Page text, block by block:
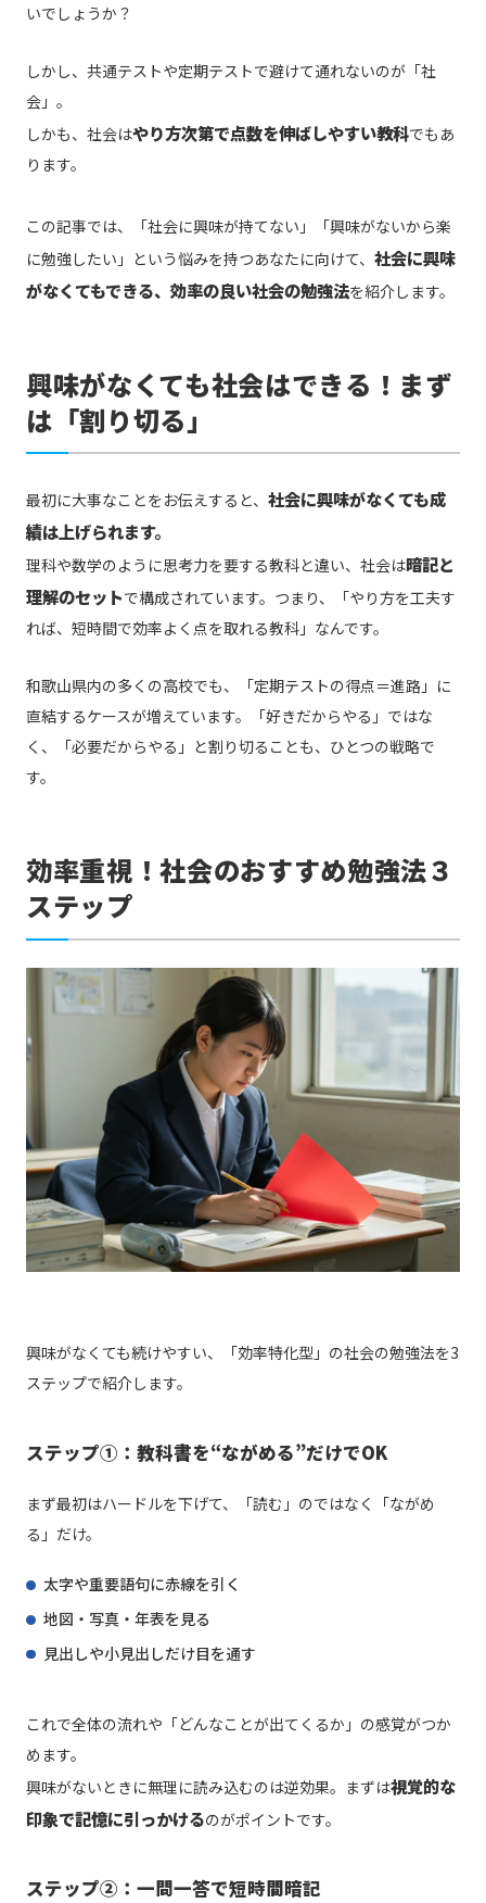
いでしょうか？
しかし、共通テストや定期テストで避けて通れないのが「社
会」。
しかも、社会はやり方次第で点数を伸ばしやすい教科でもあ
ります。
この記事では、「社会に興味が持てない」「興味がないから楽
に勉強したい」という悩みを持つあなたに向けて、 社会に興味
がなくてもできる、効率の良い社会の勉強法を紹介します。
興味がなくても社会はできる！まず
は「割り切る」
最初に大事なことをお伝えすると、 社会に興味がなくても成
績は上げられます。
理科や数学のように思考力を要する教科と違い、社会は暗記と
理解のセットで構成されています。つまり、「やり方を工夫す
れば、短時間で効率よく点を取れる教科」なんです。
和歌山県内の多くの高校でも、「定期テストの得点＝進路」に
直結するケースが増えています。「好きだからやる」ではな
く、「必要だからやる」と割り切ることも、ひとつの戦略で
す。
効率重視！社会のおすすめ勉強法３
ステップ
興味がなくても続けやすい、「効率特化型」の社会の勉強法を3
ステップで紹介します。
ステップ①：教科書を“ながめる”だけでOK
まず最初はハードルを下げて、「読む」のではなく「ながめ
る」だけ。
太字や重要語句に赤線を引く
地図・写真・年表を見る
見出しや小見出しだけ目を通す
これで全体の流れや「どんなことが出てくるか」の感覚がつか
めます。
興味がないときに無理に読み込むのは逆効果。まずは視覚的な
印象で記憶に引っかけるのがポイントです。
ステップ②：一問一答で短時間暗記